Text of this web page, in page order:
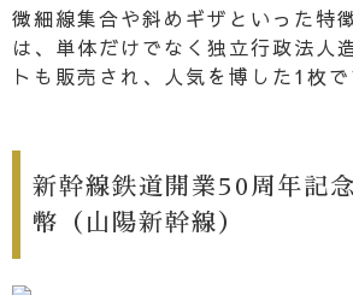
微細線集合や斜めギザといった特
は、単体だけでなく独立行政法人
トも販売され、人気を博した1枚で
新幹線鉄道開業50周年記
幣（山陽新幹線）